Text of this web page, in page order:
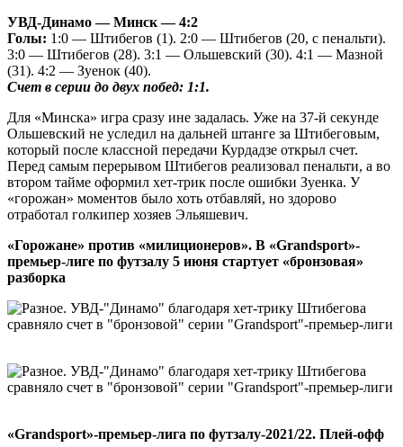
УВД-Динамо — Минск — 4:2
Голы: 1:0 — Штибегов (1). 2:0 — Штибегов (20, с пенальти).
3:0 — Штибегов (28). 3:1 — Ольшевский (30). 4:1 — Мазной
(31). 4:2 — Зуенок (40).
Счет в серии до двух побед: 1:1.
Для «Минска» игра сразу ине задалась. Уже на 37-й секунде
Ольшевский не уследил на дальней штанге за Штибеговым,
который после классной передачи Курдадзе открыл счет.
Перед самым перерывом Штибегов реализовал пенальти, а во
втором тайме оформил хет-трик после ошибки Зуенка. У
«горожан» моментов было хоть отбавляй, но здорово
отработал голкипер хозяев Эльяшевич.
«Горожане» против «милиционеров». В «Grandsport»-
премьер-лиге по футзалу 5 июня стартует «бронзовая»
разборка
«Grandsport»-премьер-лига по футзалу-2021/22. Плей-офф